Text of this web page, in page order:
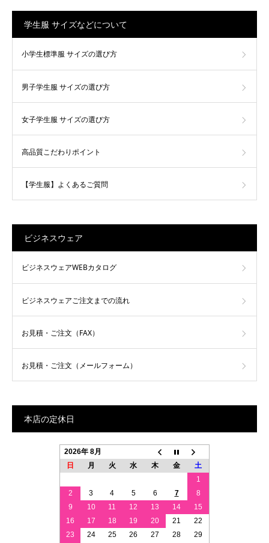
学生服 サイズなどについて
小学生標準服 サイズの選び方
男子学生服 サイズの選び方
女子学生服 サイズの選び方
高品質こだわりポイント
【学生服】よくあるご質問
ビジネスウェア
ビジネスウェアWEBカタログ
ビジネスウェアご注文までの流れ
お見積・ご注文（FAX）
お見積・ご注文（メールフォーム）
本店の定休日
2026年 8月
日
月 火 水 木 金
土
1
2
3 4 5 6 7
8
9
10 11 12 13 14
15
16
17 18 19 20 21
22
23
24 25 26 27 28
29